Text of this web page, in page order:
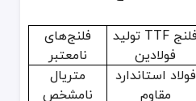
فلنج TTF تولید
فولادین
فلنج‌های
نامعتبر
فولاد استاندارد
مقاوم
متریال
نامشخص